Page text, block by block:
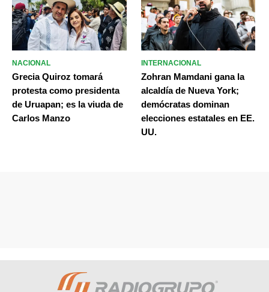
NACIONAL
Grecia Quiroz tomará
protesta como presidenta
de Uruapan; es la viuda de
Carlos Manzo
INTERNACIONAL
Zohran Mamdani gana la
alcaldía de Nueva York;
demócratas dominan
elecciones estatales en EE.
UU.